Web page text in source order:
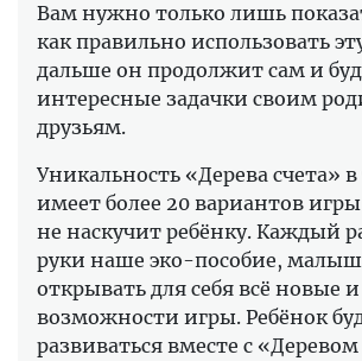
Вам нужно только лишь
как правильно использовать
дальше он продолжит сам и
интересные задачки своим
друзьям.
Уникальность «Дерева счета»
имеет более 20 вариантов
не наскучит ребёнку. Каждый
руки наше эко-пособие, малыш
открывать для себя всё новые
возможности игры. Ребёнок
развиваться вместе с «Деревом